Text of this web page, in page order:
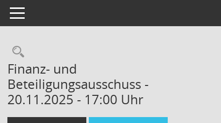
Toggle navigation
Finanz- und
Beteiligungsausschuss -
20.11.2025 - 17:00 Uhr